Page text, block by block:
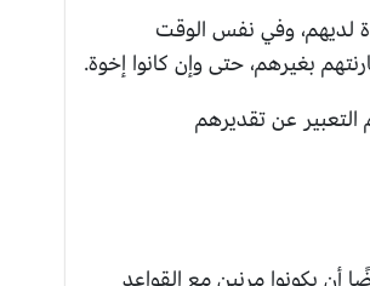
لديهم، وفي نفس الوقت
بغيرهم، حتى وإن كانوا إخوة.
التعبير عن تقديرهم
أن يكونوا مرنين مع القواعد